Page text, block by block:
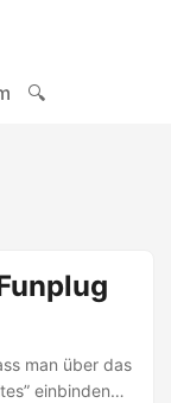
🔍
man über das
einbinden